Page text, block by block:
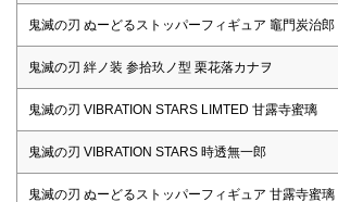
鬼滅の刃 ぬーどるストッパーフィギュア 竈門炭治郎
鬼滅の刃 絆ノ装 参拾玖ノ型 栗花落カナヲ
鬼滅の刃 VIBRATION STARS LIMTED 甘露寺蜜璃
鬼滅の刃 VIBRATION STARS 時透無一郎
鬼滅の刃 ぬーどるストッパーフィギュア 甘露寺蜜璃